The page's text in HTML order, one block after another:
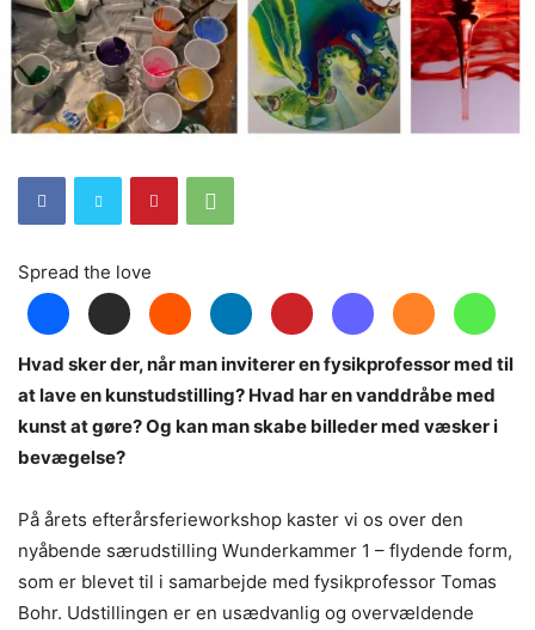
Spread the love
Hvad sker der, når man inviterer en fysikprofessor med til
at lave en kunstudstilling? Hvad har en vanddråbe med
kunst at gøre? Og kan man skabe billeder med væsker i
bevægelse?
På årets efterårsferieworkshop kaster vi os over den
nyåbende særudstilling Wunderkammer 1 – flydende form,
som er blevet til i samarbejde med fysikprofessor Tomas
Bohr. Udstillingen er en usædvanlig og overvældende